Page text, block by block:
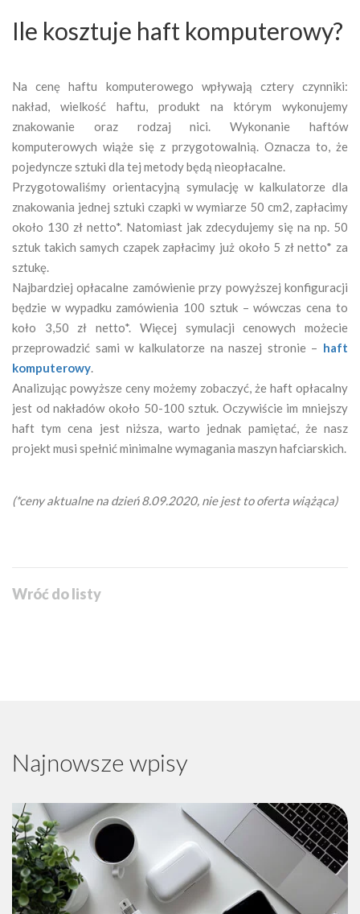
Ile kosztuje haft komputerowy?
Na cenę haftu komputerowego wpływają cztery czynniki:
nakład, wielkość haftu, produkt na którym wykonujemy
znakowanie oraz rodzaj nici. Wykonanie haftów
komputerowych wiąże się z przygotowalnią. Oznacza to, że
pojedyncze sztuki dla tej metody będą nieopłacalne.
Przygotowaliśmy orientacyjną symulację w kalkulatorze dla
znakowania jednej sztuki czapki w wymiarze 50 cm2, zapłacimy
około 130 zł netto*. Natomiast jak zdecydujemy się na np. 50
sztuk takich samych czapek zapłacimy już około 5 zł netto* za
sztukę.
Najbardziej opłacalne zamówienie przy powyższej konfiguracji
będzie w wypadku zamówienia 100 sztuk – wówczas cena to
koło 3,50 zł netto*. Więcej symulacji cenowych możecie
przeprowadzić sami w kalkulatorze na naszej stronie – haft
komputerowy.
Analizując powyższe ceny możemy zobaczyć, że haft opłacalny
jest od nakładów około 50-100 sztuk. Oczywiście im mniejszy
haft tym cena jest niższa, warto jednak pamiętać, że nasz
projekt musi spełnić minimalne wymagania maszyn hafciarskich.
(*ceny aktualne na dzień 8.09.2020, nie jest to oferta wiążąca)
Wróć do listy
Najnowsze wpisy